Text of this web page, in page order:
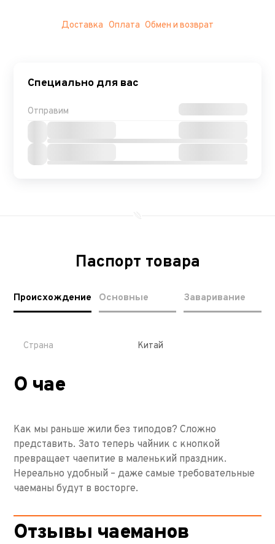
Доставка Оплата Обмен и возврат
Специально для вас
Отправим
Паспорт товара
Происхождение Основные Заваривание
Страна Китай
О чае
Как мы раньше жили без типодов? Сложно
представить. Зато теперь чайник с кнопкой
превращает чаепитие в маленький праздник.
Нереально удобный – даже самые требовательные
чаеманы будут в восторге.
Отзывы чаеманов